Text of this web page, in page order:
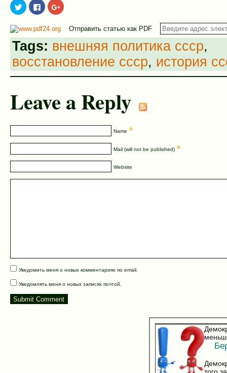
Нажмите,
чтобы
поделиться
Twitter
(Открывается
в
новом
окне)
Нажмите
здесь,
чтобы
контентом
Facebook.
(Открывается
в
новом
окне)
Нажмите,
чтобы
Google+
(Открывается
в
новом
окне)
Отправить статью как PDF
Tags: внешняя политика ссср,
восстановление ссср, история
Leave a Reply
Name
Mail (will not be published)
Website
Уведомить меня о новых комментариях по email.
Уведомлять меня о новых записях почтой.